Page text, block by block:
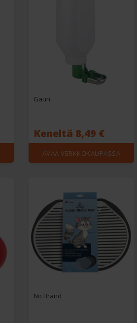
Gaun
Keneltä 8,49 €
AVAA VERKKOKAUPASSA
No Brand